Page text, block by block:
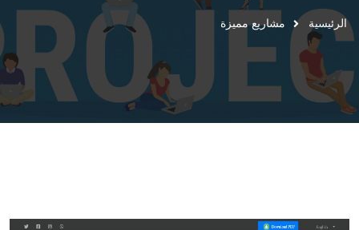
الرئيسية مشاريع مميزة